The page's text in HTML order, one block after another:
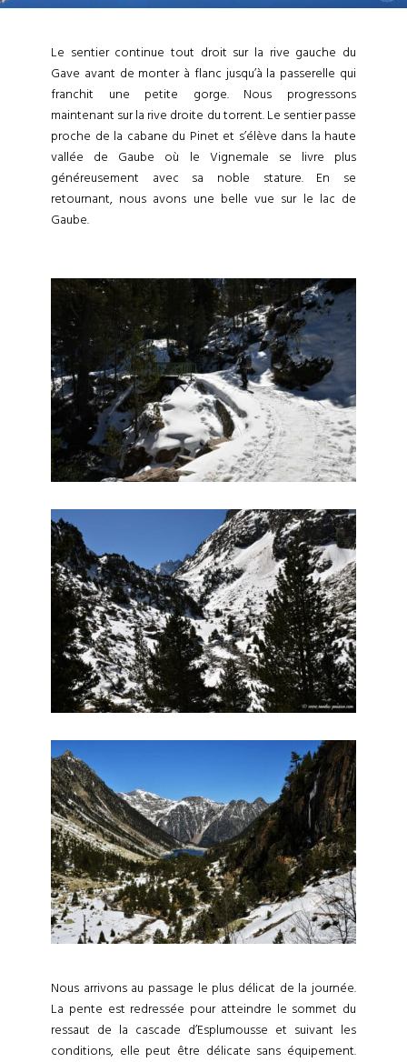
Le sentier continue tout droit sur la rive gauche du
Gave avant de monter à flanc jusqu’à la passerelle qui
franchit une petite gorge. Nous progressons
maintenant sur la rive droite du torrent. Le sentier passe
proche de la cabane du Pinet et s’élève dans la haute
vallée de Gaube où le Vignemale se livre plus
généreusement avec sa noble stature. En se
retournant, nous avons une belle vue sur le lac de
Gaube.
Nous arrivons au passage le plus délicat de la journée.
La pente est redressée pour atteindre le sommet du
ressaut de la cascade d’Esplumousse et suivant les
conditions, elle peut être délicate sans équipement.